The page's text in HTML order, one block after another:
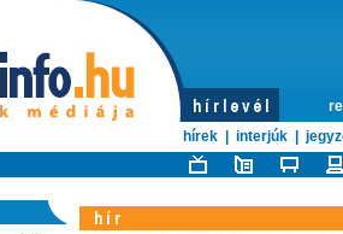
hírek
interjúk